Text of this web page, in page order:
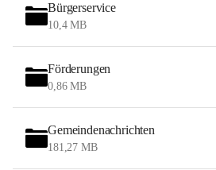
Bürgerservice
10,4 MB
Förderungen
0,86 MB
Gemeindenachrichten
181,27 MB